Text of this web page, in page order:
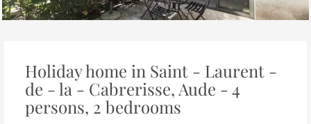
Holiday home in Saint - Laurent -
de - la - Cabrerisse, Aude - 4
persons, 2 bedrooms